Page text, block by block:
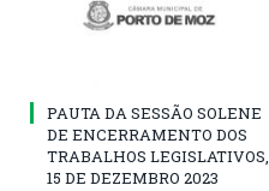
PAUTA DA SESSÃO SOLENE
DE ENCERRAMENTO DOS
TRABALHOS LEGISLATIVOS,
15 DE DEZEMBRO 2023